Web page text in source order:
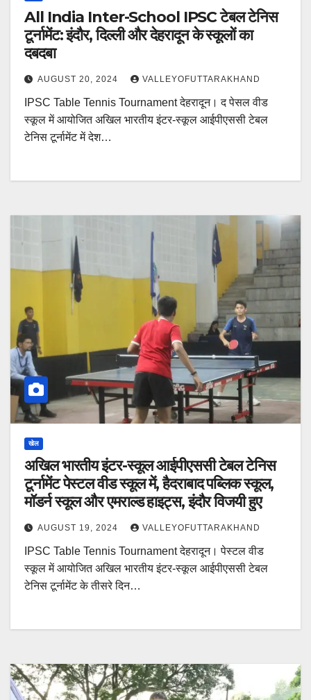
All India Inter-School IPSC टेबल टेनिस
टूर्नामेंट: इंदौर, दिल्ली और देहरादून के स्कूलों का
दबदबा
AUGUST 20, 2024 VALLEYOFUTTARAKHAND
IPSC Table Tennis Tournament देहरादून। द पेसल वीड
स्कूल में आयोजित अखिल भारतीय इंटर-स्कूल आईपीएससी टेबल
टेनिस टूर्नामेंट में देश…
खेल
अखिल भारतीय इंटर-स्कूल आईपीएससी टेबल टेनिस
टूर्नामेंट पेस्टल वीड स्कूल में, हैदराबाद पब्लिक स्कूल,
मॉडर्न स्कूल और एमराल्ड हाइट्स, इंदौर विजयी हुए
AUGUST 19, 2024 VALLEYOFUTTARAKHAND
IPSC Table Tennis Tournament देहरादून। पेस्टल वीड
स्कूल में आयोजित अखिल भारतीय इंटर-स्कूल आईपीएससी टेबल
टेनिस टूर्नामेंट के तीसरे दिन…